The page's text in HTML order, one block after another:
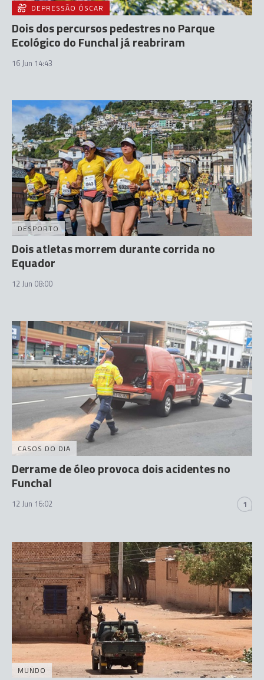
DEPRESSÃO ÓSCAR
Dois dos percursos pedestres no Parque
Ecológico do Funchal já reabriram
16 Jun 14:43
DESPORTO
Dois atletas morrem durante corrida no
Equador
12 Jun 08:00
CASOS DO DIA
Derrame de óleo provoca dois acidentes no
Funchal
12 Jun 16:02 1
MUNDO